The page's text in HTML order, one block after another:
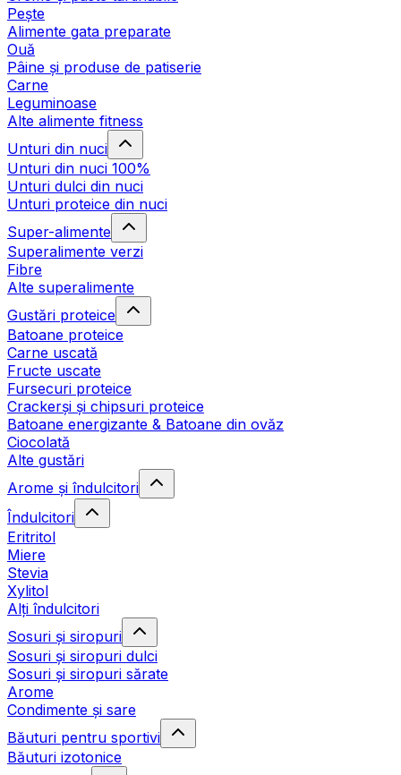
Pește
Alimente gata preparate
Ouă
Pâine și produse de patiserie
Carne
Leguminoase
Alte alimente fitness
Unturi din nuci
Unturi din nuci 100%
Unturi dulci din nuci
Unturi proteice din nuci
Super-alimente
Superalimente verzi
Fibre
Alte superalimente
Gustări proteice
Batoane proteice
Carne uscată
Fructe uscate
Fursecuri proteice
Crackerși și chipsuri proteice
Batoane energizante & Batoane din ovăz
Ciocolată
Alte gustări
Arome și îndulcitori
Îndulcitori
Eritritol
Miere
Stevia
Xylitol
Alți îndulcitori
Sosuri și siropuri
Sosuri și siropuri dulci
Sosuri și siropuri sărate
Arome
Condimente și sare
Băuturi pentru sportivi
Băuturi izotonice